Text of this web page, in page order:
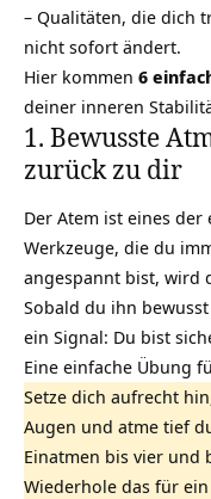
– Qualitäten, die dich
nicht sofort ändert.
Hier kommen 6
deiner inneren
1. Bewusste
zurück zu dir
Der Atem ist eines
Werkzeuge, die du
angespannt bist, wird
Sobald du ihn
ein Signal: Du bist
Eine einfache Übung
Setze dich aufrecht
Augen und atme tief
Einatmen bis vier und
Wiederhole das für